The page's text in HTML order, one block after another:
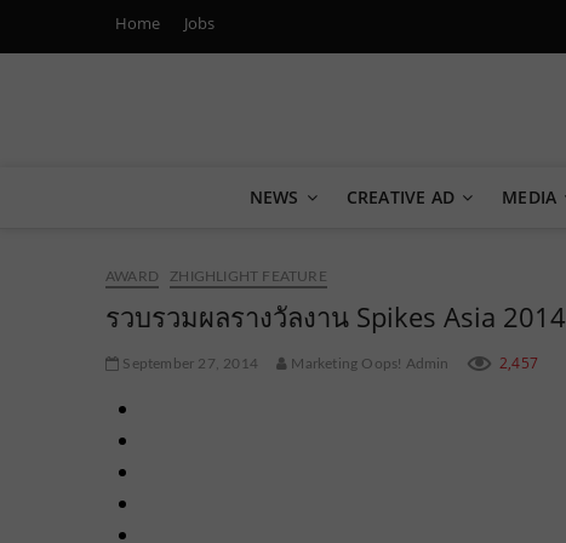
Home Jobs
Marketing Oops!
NEWS CREATIVE AD MEDIA
AWARD ZHIGHLIGHT FEATURE
รวบรวมผลรางวัลงาน Spikes Asia 2014
September 27, 2014 Marketing Oops! Admin 2,457